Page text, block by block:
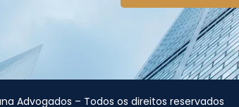
Advogados – Todos os direitos reservados